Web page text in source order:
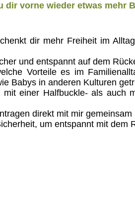
vorne wieder etwas mehr
dir mehr Freiheit im
und entspannt auf dem
Vorteile es im
Babys in anderen Kulturen
einer Halfbuckle- als auch
direkt mit mir
um entspannt mit dem